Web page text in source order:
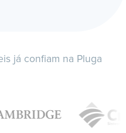
já confiam na Pluga